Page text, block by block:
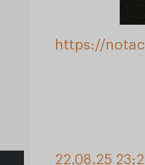
https://
22.08.25